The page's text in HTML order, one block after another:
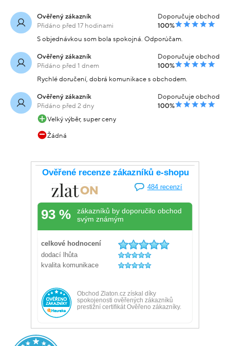
Ověřený zákazník
Přidáno před 17 hodinami
Doporučuje obchod
100%
S objednávkou som bola spokojná. Odporúčam.
Ověřený zákazník
Přidáno před 1 dnem
Doporučuje obchod
100%
Rychlé doručení, dobrá komunikace s obchodem.
Ověřený zákazník
Přidáno před 2 dny
Doporučuje obchod
100%
Velký výběr, super ceny
Žádná